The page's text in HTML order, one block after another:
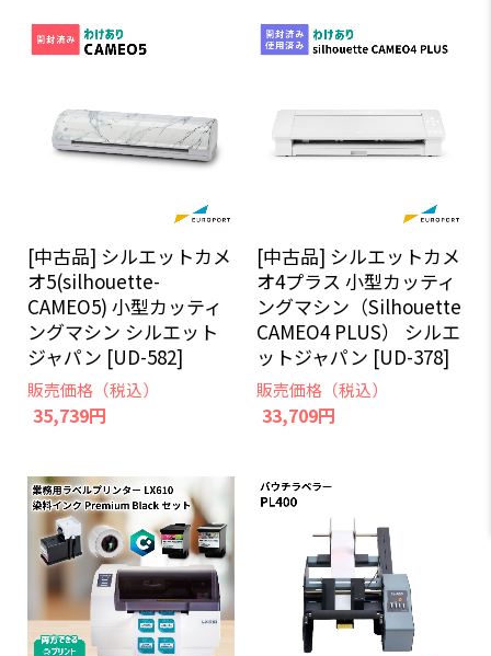
[中古品] シルエットカメ
オ5(silhouette-
CAMEO5) 小型カッティ
ングマシン シルエット
ジャパン [UD-582]
販売価格（税込）
35,739円
[中古品] シルエットカメ
オ4プラス 小型カッティ
ングマシン（Silhouette
CAMEO4 PLUS） シルエ
ットジャパン [UD-378]
販売価格（税込）
33,709円